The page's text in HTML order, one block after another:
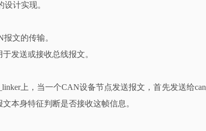
计实现。
文的传输。
发送或接收总线报文。
上，当一个CAN设备节点发送报文，首先发送给
本身特征判断是否接收这帧信息。